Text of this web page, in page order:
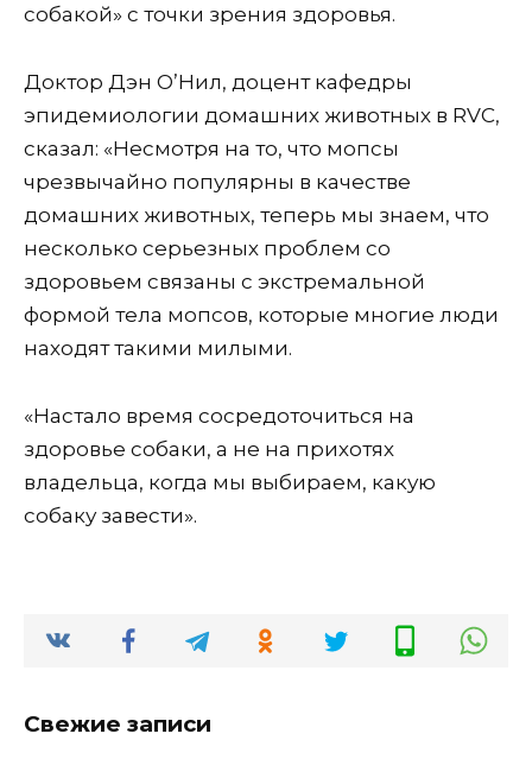
собакой» с точки зрения здоровья.
Доктор Дэн О’Нил, доцент кафедры
эпидемиологии домашних животных в RVC,
сказал: «Несмотря на то, что мопсы
чрезвычайно популярны в качестве
домашних животных, теперь мы знаем, что
несколько серьезных проблем со
здоровьем связаны с экстремальной
формой тела мопсов, которые многие люди
находят такими милыми.
«Настало время сосредоточиться на
здоровье собаки, а не на прихотях
владельца, когда мы выбираем, какую
собаку завести».
Свежие записи